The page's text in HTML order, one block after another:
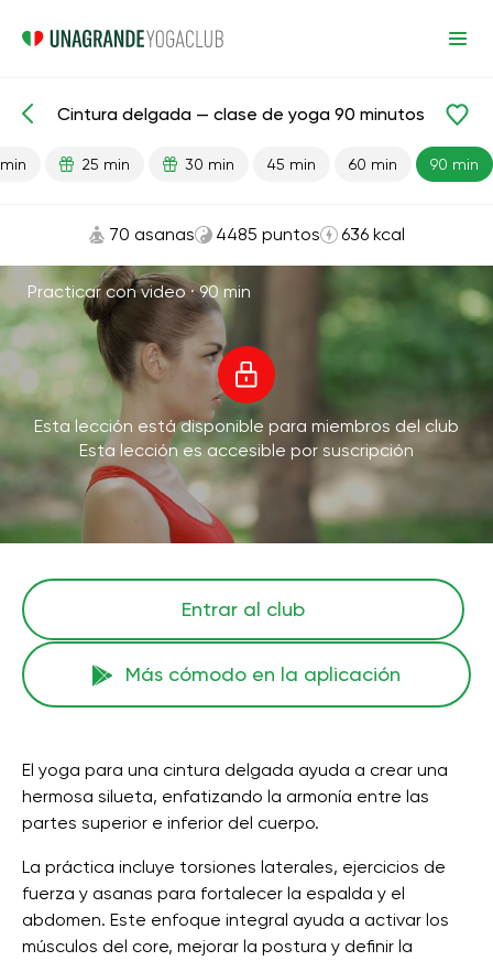
Lecciones preparadas Cintura Pérdida de peso
Cintura delgada — clase de yoga 90 minutos
25 min 30 min 45 min 60 min 90 min
70 asanas 4485 puntos 636 kcal
Practicar con video ·90 min
Esta lección está disponible para miembros del club
Esta lección es accesible por suscripción
Entrar al club
Más cómodo en la aplicación
El yoga para una cintura delgada ayuda a crear una
hermosa silueta, enfatizando la armonía entre las
partes superior e inferior del cuerpo.
La práctica incluye torsiones laterales, ejercicios de
fuerza y ​​asanas para fortalecer la espalda y el
abdomen. Este enfoque integral ayuda a activar los
músculos del core, mejorar la postura y definir la